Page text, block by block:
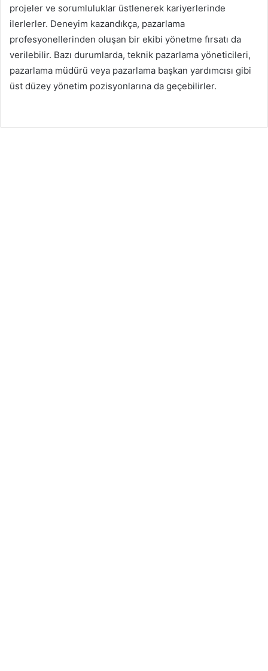
projeler ve sorumluluklar üstlenerek kariyerlerinde
ilerlerler. Deneyim kazandıkça, pazarlama
profesyonellerinden oluşan bir ekibi yönetme fırsatı da
verilebilir. Bazı durumlarda, teknik pazarlama yöneticileri,
pazarlama müdürü veya pazarlama başkan yardımcısı gibi
üst düzey yönetim pozisyonlarına da geçebilirler.